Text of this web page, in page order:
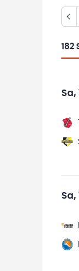
182
Sa,
Sa,